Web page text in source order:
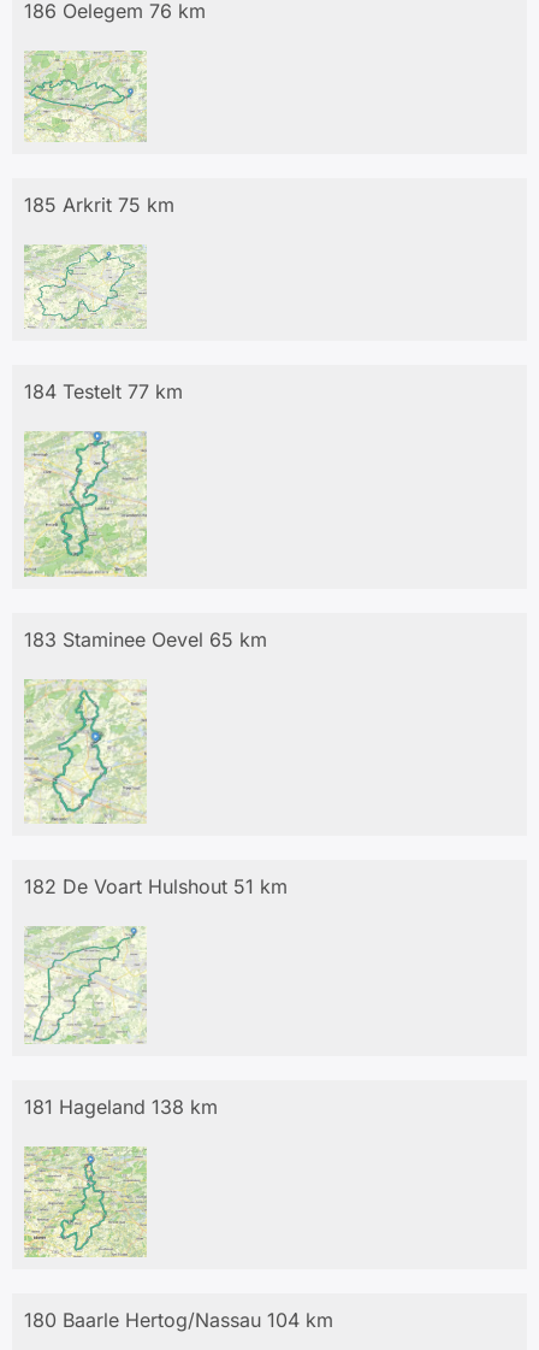
186 Oelegem 76 km
185 Arkrit 75 km
184 Testelt 77 km
183 Staminee Oevel 65 km
182 De Voart Hulshout 51 km
181 Hageland 138 km
180 Baarle Hertog/Nassau 104 km